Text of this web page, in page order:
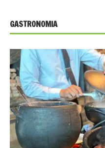
GASTRONOMIA